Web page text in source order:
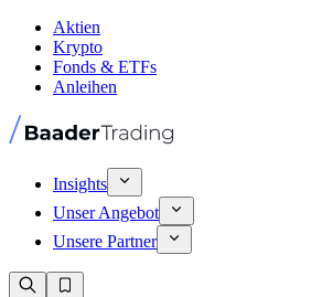
Aktien
Krypto
Fonds & ETFs
Anleihen
Insights
Unser Angebot
Unsere Partner